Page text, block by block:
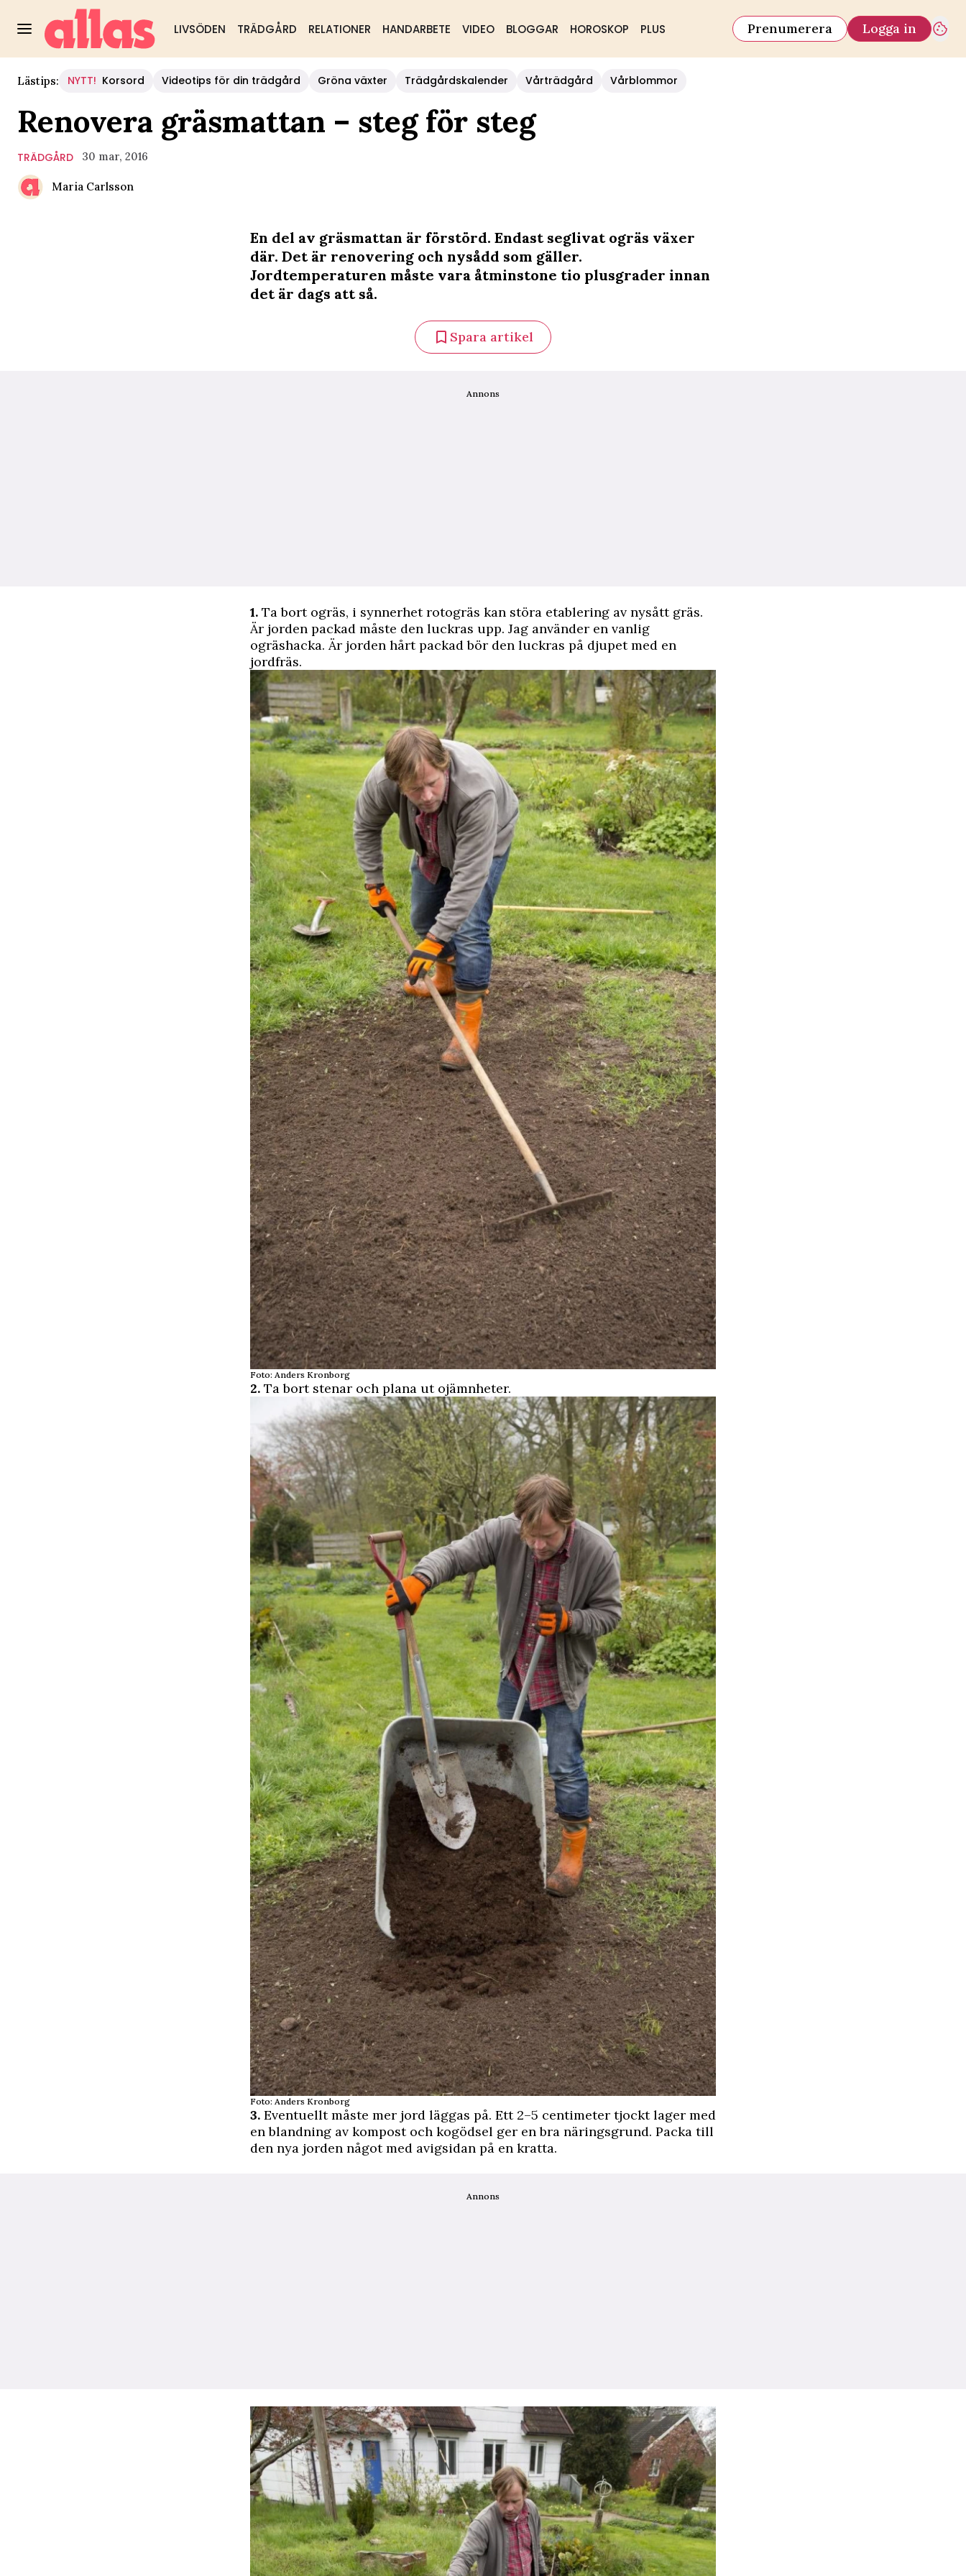
LIVSÖDEN TRÄDGÅRD RELATIONER HANDARBETE VIDEO BLOGGAR HOROSKOP PLUS Prenumerera Logga in
Lästips: NYTT! Korsord Videotips för din trädgård Gröna växter Trädgårdskalender Vårträdgård Vårblommor
Renovera gräsmattan – steg för steg
TRÄDGÅRD 30 mar, 2016
Maria Carlsson
En del av gräsmattan är förstörd. Endast seglivat ogräs växer
där. Det är renovering och nysådd som gäller.
Jordtemperaturen måste vara åtminstone tio plusgrader innan
det är dags att så.
Spara artikel
Annons
1. Ta bort ogräs, i synnerhet rotogräs kan störa etablering av nysått gräs.
Är jorden packad måste den luckras upp. Jag använder en vanlig
ogräshacka. Är jorden hårt packad bör den luckras på djupet med en
jordfräs.
Foto: Anders Kronborg
2. Ta bort stenar och plana ut ojämnheter.
Foto: Anders Kronborg
3. Eventuellt måste mer jord läggas på. Ett 2–5 centimeter tjockt lager med
en blandning av kompost och kogödsel ger en bra näringsgrund. Packa till
den nya jorden något med avigsidan på en kratta.
Annons